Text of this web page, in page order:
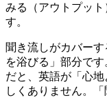
みる（アウトプッ
す。
聞き流しがカバー
を浴びる」部分で
だと、英語が「心
しくありません。